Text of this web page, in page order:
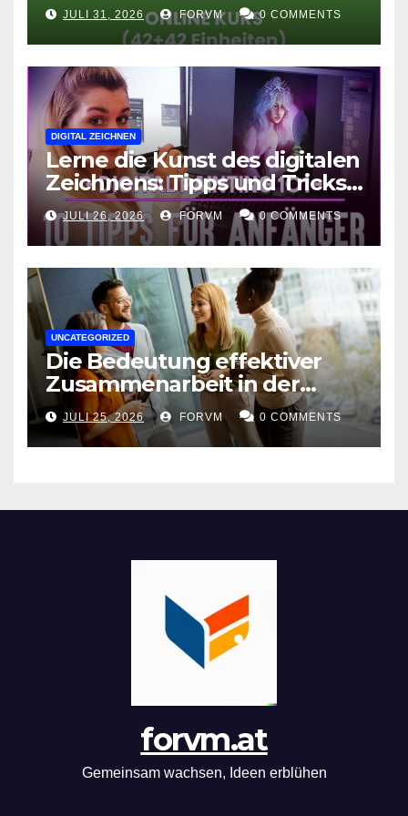
JULI 31, 2026 FORVM 0 COMMENTS
DIGITAL ZEICHNEN
Lerne die Kunst des digitalen
Zeichnens: Tipps und Tricks
für kreative Ausdruckskunst
JULI 26, 2026 FORVM 0 COMMENTS
UNCATEGORIZED
Die Bedeutung effektiver
Zusammenarbeit in der
Arbeitswelt
JULI 25, 2026 FORVM 0 COMMENTS
forvm.at
Gemeinsam wachsen, Ideen erblühen